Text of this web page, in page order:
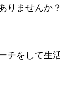
りませんか？
チをして生